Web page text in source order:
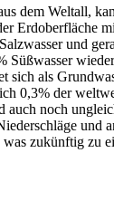
dem Weltall,
Erdoberfläche
und
Süßwasser
sich als
0,3% der
auch noch
und
was zukünftig zu